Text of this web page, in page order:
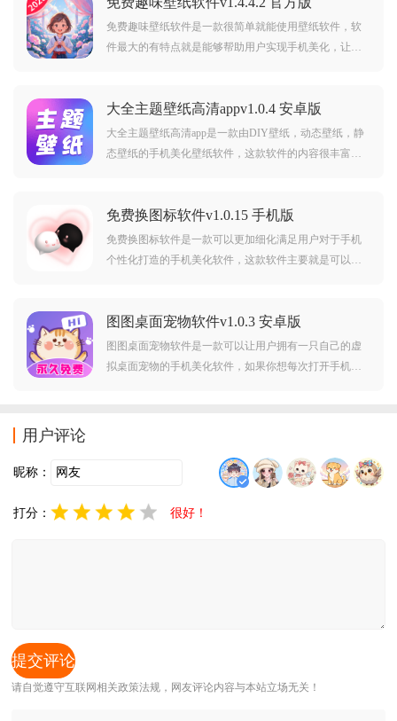
免费趣味壁纸软件是一款很简单就能使用壁纸软件，软
件最大的有特点就是能够帮助用户实现手机美化，让用
择，选好之后就可以通过操作将壁纸设置成手机壁纸。
大全主题壁纸高清appv1.0.4 安卓版
大全主题壁纸高清app是一款由DIY壁纸，动态壁纸，静
态壁纸的手机美化壁纸软件，这款软件的内容很丰富，
让用户能够在这里一站式解决手机个性化的问题。
免费换图标软件v1.0.15 手机版
免费换图标软件是一款可以更加细化满足用户对于手机
个性化打造的手机美化软件，这款软件主要就是可以帮
仅可以使用自定义自己制作，还可以使用软件内的图标
哦。免
图图桌面宠物软件v1.0.3 安卓版
图图桌面宠物软件是一款可以让用户拥有一只自己的虚
拟桌面宠物的手机美化软件，如果你想每次打开手机就
用户评论
昵称：
打分： 很好！
请自觉遵守互联网相关政策法规，网友评论内容与本站立场无关！